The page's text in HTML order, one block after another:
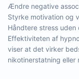
Ændre negative
Styrke motivation og
Håndtere stress
Effektiviteten af
viser at det virker
nikotinerstatning eller